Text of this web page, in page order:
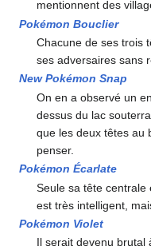
mentionnent des
Pokémon Bouclier
Chacune de ses trois
ses adversaires sans
New Pokémon Snap
On en a observé un
dessus du lac
que les deux têtes au
penser.
Pokémon Écarlate
Seule sa tête centrale
est très intelligent,
Pokémon Violet
Il serait devenu brutal